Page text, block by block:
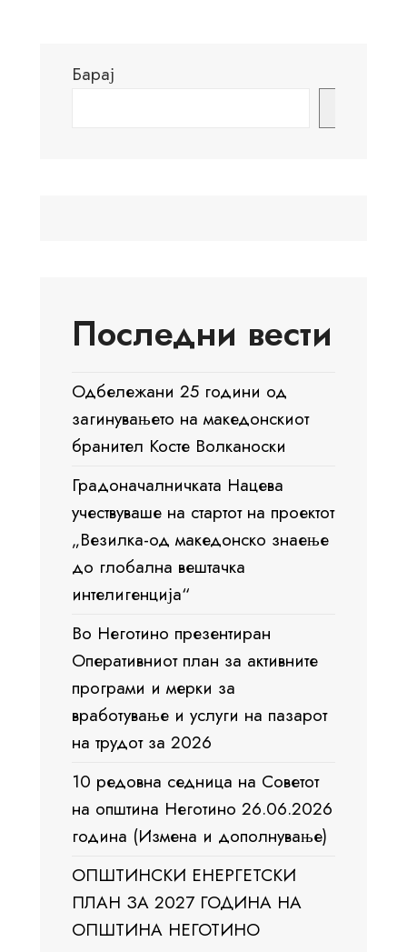
Барај
Последни вести
Одбележани 25 години од
загинувањето на македонскиот
бранител Косте Волканоски
Градоначалничката Нацева
учествуваше на стартот на проектот
„Везилка-од македонско знаење
до глобална вештачка
интелигенција“
Во Неготино презентиран
Оперативниот план за активните
програми и мерки за
вработување и услуги на пазарот
на трудот за 2026
10 редовна седница на Советот
на општина Неготино 26.06.2026
година (Измена и дополнување)
ОПШТИНСКИ ЕНЕРГЕТСКИ
ПЛАН ЗА 2027 ГОДИНА НА
ОПШТИНА НЕГОТИНО